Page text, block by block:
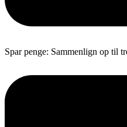
Spar penge: Sammenlign op til